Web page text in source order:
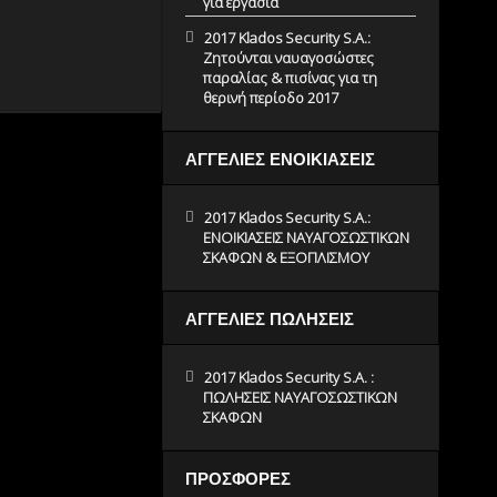
2017 Klados Security S.A.:
Ζητούνται ναυαγοσώστες
παραλίας & πισίνας για τη
θερινή περίοδο 2017
ΑΓΓΕΛΙΕΣ ΕΝΟΙΚΙΑΣΕΙΣ
2017 Klados Security S.A.:
ΕΝΟΙΚΙΑΣΕΙΣ ΝΑΥΑΓΟΣΩΣΤΙΚΩΝ
ΣΚΑΦΩΝ & ΕΞΟΠΛΙΣΜΟΥ
ΑΓΓΕΛΙΕΣ ΠΩΛΗΣΕΙΣ
2017 Klados Security S.A. :
ΠΩΛΗΣΕΙΣ ΝΑΥΑΓΟΣΩΣΤΙΚΩΝ
ΣΚΑΦΩΝ
ΠΡΟΣΦΟΡΕΣ